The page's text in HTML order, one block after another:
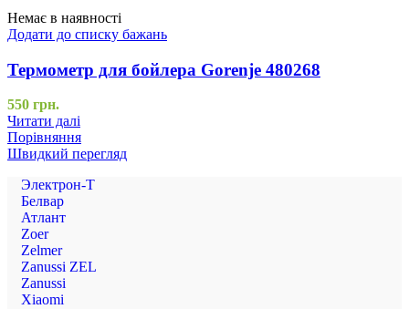
Немає в наявності
Додати до списку бажань
Термометр для бойлера Gorenje 480268
550 грн.
Читати далі
Порівняння
Швидкий перегляд
Электрон-Т
Белвар
Атлант
Zoer
Zelmer
Zanussi ZEL
Zanussi
Xiaomi